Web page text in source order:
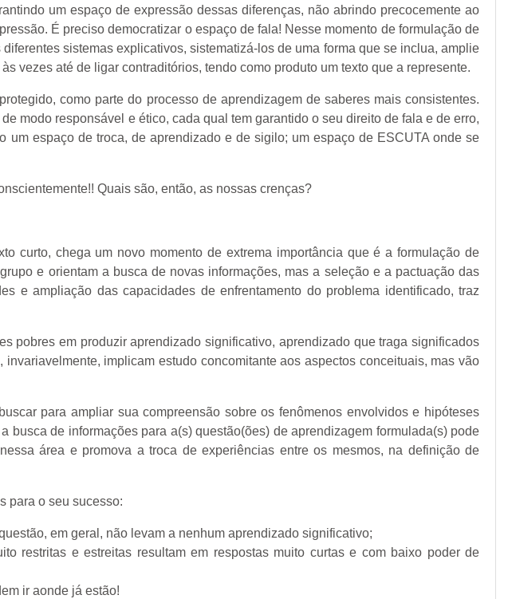
um espaço de expressão dessas diferenças, não abrindo precocemente ao
É preciso democratizar o espaço de fala! Nesse momento de formulação de
sistemas explicativos, sistematizá-los de uma forma que se inclua, amplie
vezes até de ligar contraditórios, tendo como produto um texto que a represente.
como parte do processo de aprendizagem de saberes mais consistentes.
modo responsável e ético, cada qual tem garantido o seu direito de fala e de erro,
espaço de troca, de aprendizado e de sigilo; um espaço de ESCUTA onde se
Quais são, então, as nossas crenças?
curto, chega um novo momento de extrema importância que é a formulação de
e orientam a busca de novas informações, mas a seleção e a pactuação das
e ampliação das capacidades de enfrentamento do problema identificado, traz
pobres em produzir aprendizado significativo, aprendizado que traga significados
implicam estudo concomitante aos aspectos conceituais, mas vão
para ampliar sua compreensão sobre os fenômenos envolvidos e hipóteses
busca de informações para a(s) questão(ões) de aprendizagem formulada(s) pode
área e promova a troca de experiências entre os mesmos, na definição de
para o seu sucesso:
em geral, não levam a nenhum aprendizado significativo;
restritas e estreitas resultam em respostas muito curtas e com baixo poder de
ir aonde já estão!